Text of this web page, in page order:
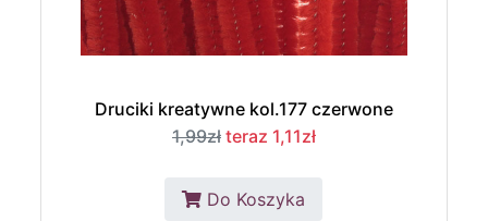
Druciki kreatywne kol.177 czerwone
1,99zł teraz 1,11zł
Do Koszyka